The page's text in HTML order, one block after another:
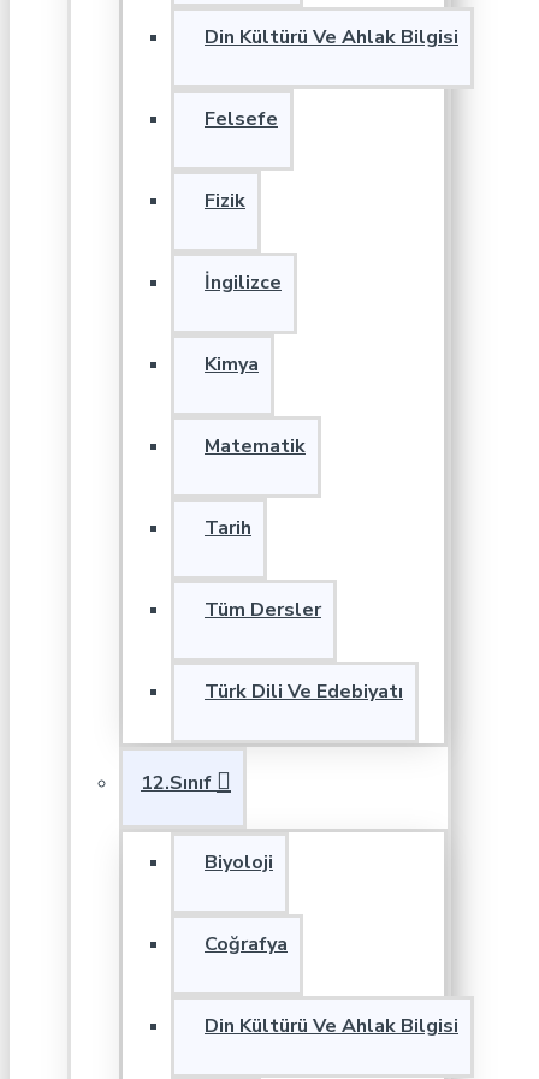
Din Kültürü Ve Ahlak Bilgisi
Felsefe
Fizik
İngilizce
Kimya
Matematik
Tarih
Tüm Dersler
Türk Dili Ve Edebiyatı
12.Sınıf
Biyoloji
Coğrafya
Din Kültürü Ve Ahlak Bilgisi